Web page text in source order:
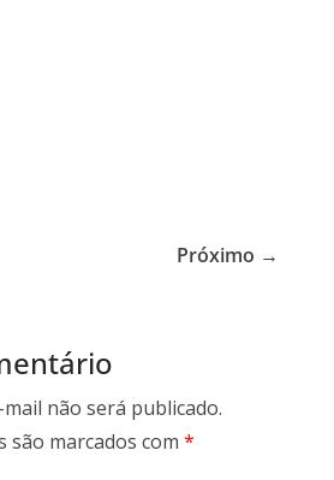
Próximo →
não será publicado.
marcados com *